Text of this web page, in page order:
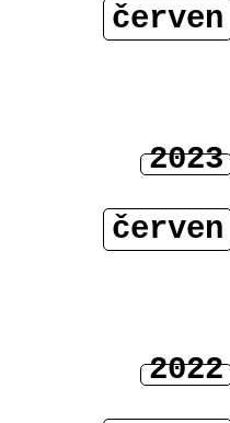
červen
2023
červen
2022